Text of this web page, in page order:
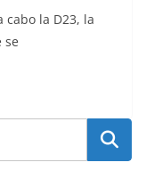
cabo la D23, la
se